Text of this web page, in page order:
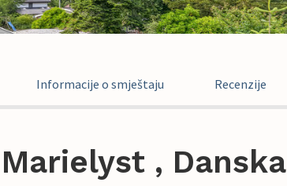
Informacije o smještaju Recenzije
, Danska